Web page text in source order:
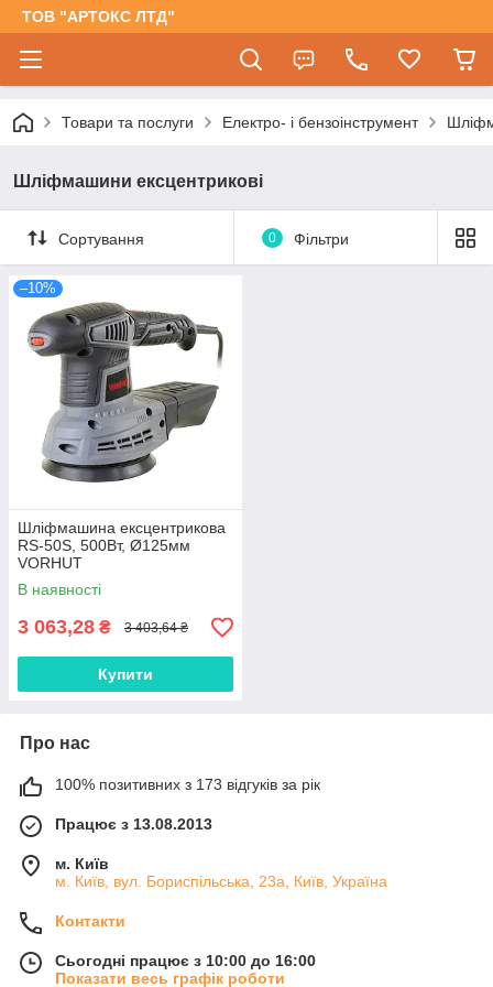
ТОВ "АРТОКС ЛТД"
Товари та послуги Електро- і бензоінструмент
Шліфмашини ексцентрикові
Сортування 0 Фільтри
–10%
Шліфмашина ексцентрикова
RS-50S, 500Вт, Ø125мм
VORHUT
В наявності
3 063,28 ₴ 3 403,64 ₴
Купити
Про нас
100% позитивних з 173 відгуків за рік
Працює з 13.08.2013
м. Київ
м. Київ, вул. Бориспільська, 23а, Київ, Україна
Контакти
Сьогодні працює з 10:00 до 16:00
Показати весь графік роботи